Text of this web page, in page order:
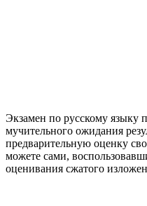
Экзамен по русскому языку
мучительного ожидания
предварительную оценку
можете сами,
оценивания сжатого